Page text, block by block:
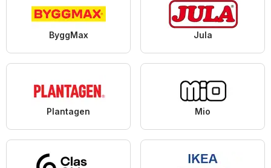
ByggMax Jula
Plantagen Mio